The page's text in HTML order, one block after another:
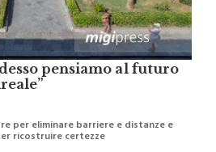
pensiamo al futuro
per eliminare barriere e distanze e
ricostruire certezze